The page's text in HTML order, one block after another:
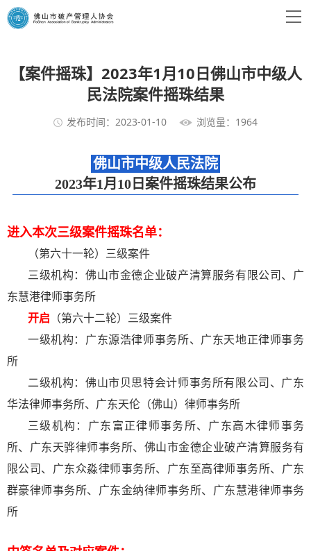
【案件摇珠】2023年1月10日佛山市中级人
民法院案件摇珠结果
发布时间：2023-01-10 浏览量：1964
佛山市中级人民法院
2023年1月10日案件摇珠结果公布
进入本次三级案件摇珠名单：
（第六十一轮）三级案件
三级机构：佛山市金德企业破产清算服务有限公司、广
东慧港律师事务所
开启 （第六十二轮）三级案件
一级机构：广东源浩律师事务所、广东天地正律师事务
所
二级机构：佛山市贝思特会计师事务所有限公司、广东
华法律师事务所、广东天伦（佛山）律师事务所
三级机构：广东富正律师事务所、广东高木律师事务
所、广东天骅律师事务所、佛山市金德企业破产清算服务有
限公司、广东众淼律师事务所、广东至高律师事务所、广东
群豪律师事务所、广东金纳律师事务所、广东慧港律师事务
所